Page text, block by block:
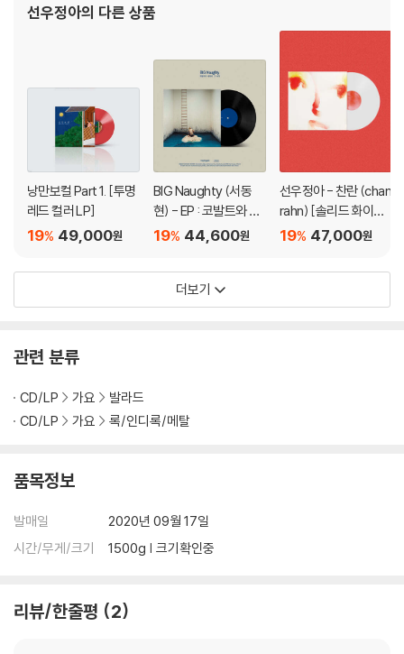
Piano, E.Piano, Synthesizer 윤석철
Alto Saxophone 박기훈
Tenor Saxophone 송하철
Trombone 박경건
Percussions 유엽
BGVs 원필 한석규 허창선 편은경 홍세원 송주연 이동우
6. We are all Muse (Feat. 백예린)
우리 모두는 모든 것에 반응하고 혹은 무반응하며 어떤 식으로든 무언가를
어 있으며 모두가 서로서로의 거울… 이라고 생각합니다. 지금 우리에게
Lyrics by 윤석철
Arranged by 윤석철
Piano, E.Piano, Synthesizer 윤석철
Drums 김영진
String RB-INJ
BGVs 백예린 윤석철
선우정아의 다른 상품
낭만보컬 Part 1. [투명
레드 컬러 LP]
49,000원
19%
BIG Naughty (서동
현) - EP : 코발트와 네
이비 그 사이 [LP]
44,600원
19%
선우정아 - 찬란 (chan
rahn) [솔리드 화이트
컬러 LP]47,000원
19%
더보기
관련 분류
CD/LP 가요
발라드
CD/LP
가요 록/인디록/메탈
품목정보
발매일
2020년 09월 17일
시간/무게/크기
1500g | 크기확인중
리뷰/한줄평 2